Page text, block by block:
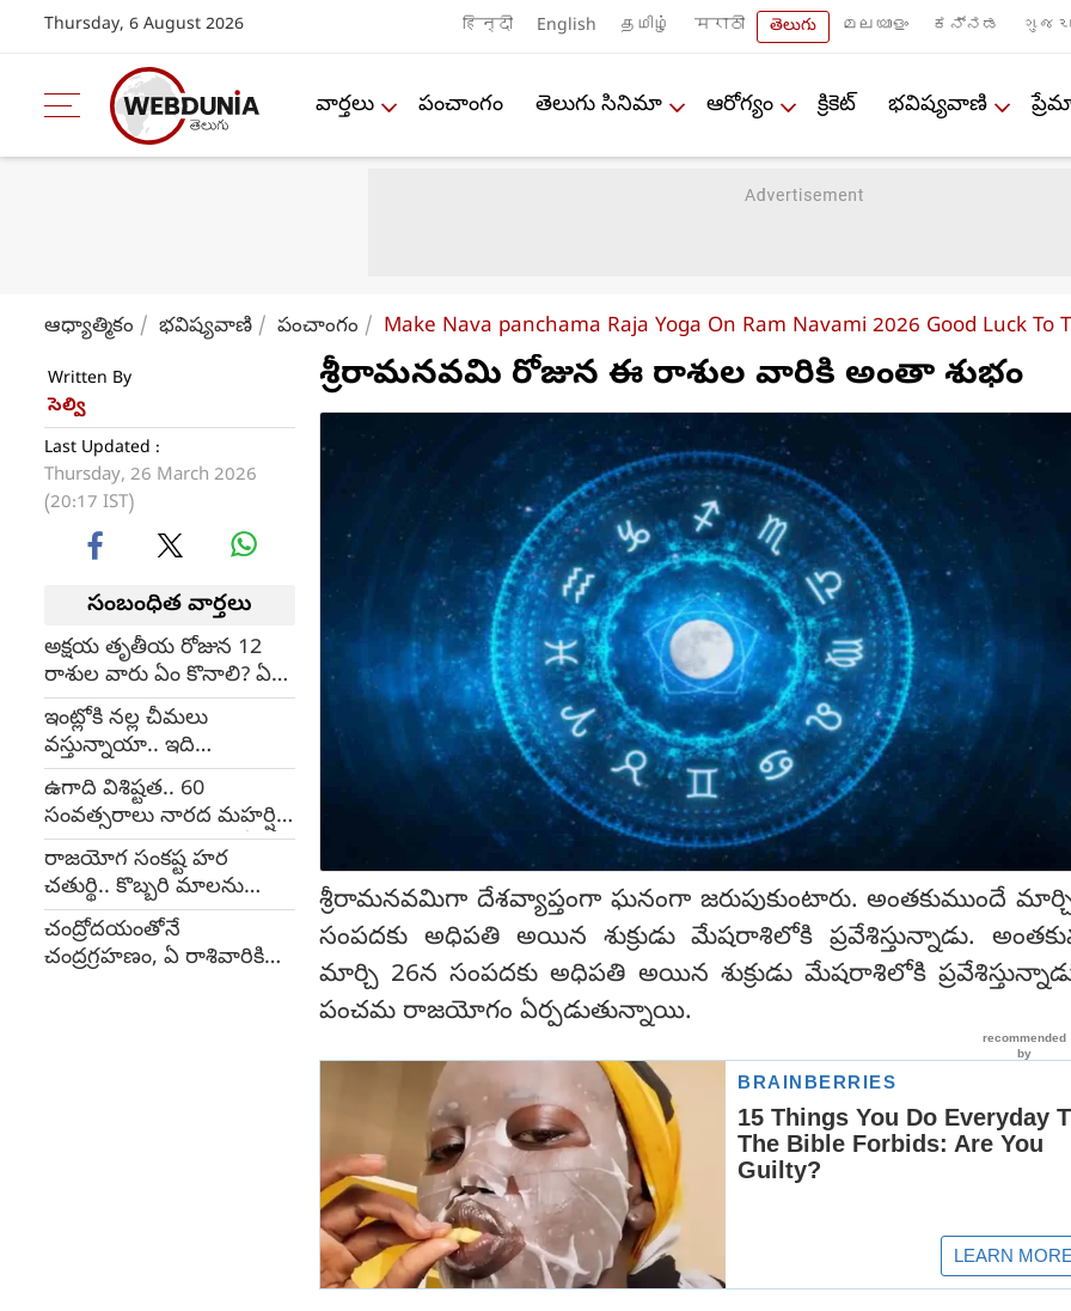
Thursday, 6 August 2026 हिन्दी English தமிழ் मराठी తెలుగు മലയാളം ಕನ್ನಡ
వార్తలు పంచాంగం తెలుగు సినిమా ఆరోగ్యం క్రికెట్ భవిష్యవాణి
ఆధ్యాత్మికం భవిష్యవాణి పంచాంగం Make Nava panchama Raja Yoga On Ram Navami 2026 Good Luck To
Written By
సెల్వి
Last Updated :
Thursday, 26 March 2026
(20:17 IST)
సంబంధిత వార్తలు
అక్షయ తృతీయ రోజున 12
రాశుల వారు ఏం కొనాలి? ఏవి
దానం చేయాలి?
ఇంట్లోకి నల్ల చీమలు
వస్తున్నాయా.. ఇది
మంచికేనా.. లేకుంటే?
ఉగాది విశిష్టత.. 60
సంవత్సరాలు నారద మహర్షి
సంతానమే.. పరాభవంతో
భయం లేదు
రాజయోగ సంకష్ట హర
చతుర్థి.. కొబ్బరి మాలను
సమర్పిస్తే.. శని, రాహు-కేతు
దోషాలు..?
చంద్రోదయంతోనే
చంద్రగ్రహణం, ఏ రాశివారికి
శ్రీరామనవమి రోజున ఈ రాశుల వారికి అంతా శుభం
శ్రీరామనవమిగా దేశవ్యాప్తంగా ఘనంగా జరుపుకుంటారు. అంతకుముందే
సంపదకు అధిపతి అయిన శుక్రుడు మేషరాశిలోకి ప్రవేశిస్తున్నాడు.
మార్చి 26న సంపదకు అధిపతి అయిన శుక్రుడు మేషరాశిలోకి
పంచమ రాజయోగం ఏర్పడుతున్నాయి.